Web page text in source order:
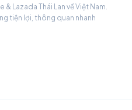
Lazada Thái Lan về Việt Nam.
tiện lợi, thông quan nhanh